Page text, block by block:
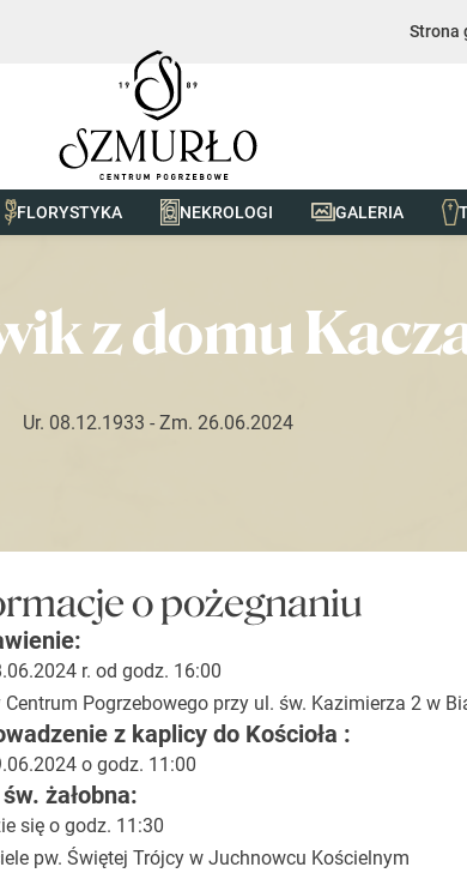
Strona
FLORYSTYKA NEKROLOGI GALERIA
z domu
Ur. 08.12.1933 - Zm. 26.06.2024
o pożegnaniu
r. od godz. 16:00
Centrum Pogrzebowego przy ul. św. Kazimierza 2 w
z kaplicy do Kościoła :
o godz. 11:00
żałobna:
się o godz. 11:30
pw. Świętej Trójcy w Juchnowcu Kościelnym